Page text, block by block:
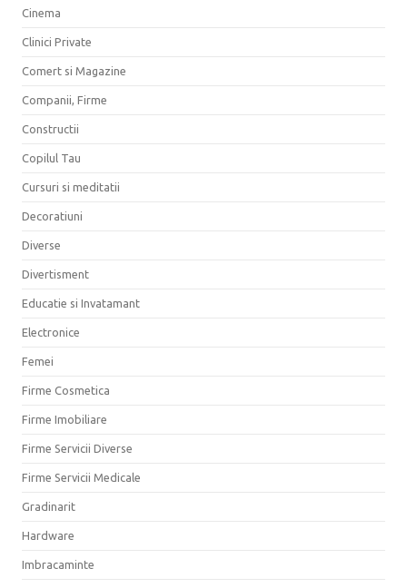
Cinema
Clinici Private
Comert si Magazine
Companii, Firme
Constructii
Copilul Tau
Cursuri si meditatii
Decoratiuni
Diverse
Divertisment
Educatie si Invatamant
Electronice
Femei
Firme Cosmetica
Firme Imobiliare
Firme Servicii Diverse
Firme Servicii Medicale
Gradinarit
Hardware
Imbracaminte